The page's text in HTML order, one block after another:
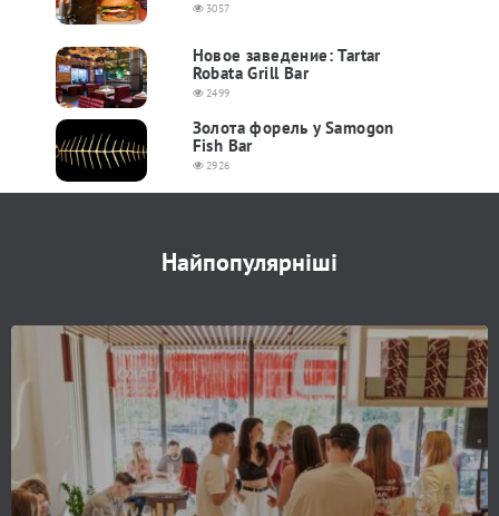
3057
Новое заведение: Tartar
Robata Grill Bar
2499
Золота форель у Samogon
Fish Bar
2926
Найпопулярніші